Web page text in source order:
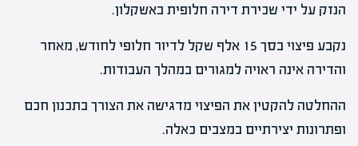
הנזק על ידי שכירת דירה חלופית באשקלון.
נקבע פיצוי בסך 15 אלף שקל לדיור חלופי לחודש, מאחר
והדירה אינה ראויה למגורים במהלך העבודות.
ההחלטה להקטין את הפיצוי מדגישה את הצורך בתכנון חכם
ופתרונות יצירתיים במצבים כאלה.